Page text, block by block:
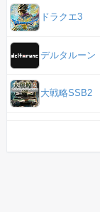
ドラクエ3
デルタルーン
大戦略SSB2